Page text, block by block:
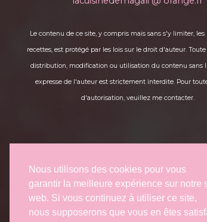
Le contenu de ce site, y compris mais sans s'y limiter, les
recettes, est protégé par les lois sur le droit d'auteur.
distribution, modification ou utilisation du contenu sans
expresse de l'auteur est strictement interdite. Pour
d'autorisation, veuillez me contacter.
Nous utilisons des cookies pour vous
garantir la meilleure expérience sur notre
web. Si vous continuez à utiliser ce site,
nous supposerons que vous en êtes